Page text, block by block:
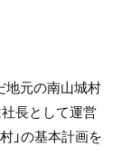
地元の南山城村
長として運営
」の基本計画を